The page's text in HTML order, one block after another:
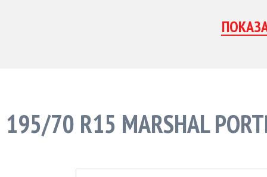
195/70 R15 MARSHAL